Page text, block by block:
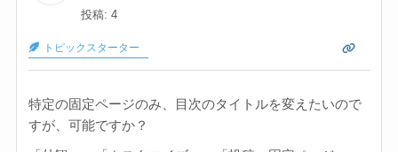
投稿: 4
トピックスターター
特定の固定ページのみ、目次のタイトルを変えたいので
すが、可能ですか？